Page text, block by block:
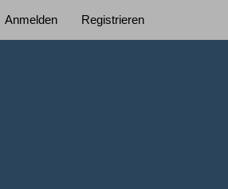
Anmelden Registrieren